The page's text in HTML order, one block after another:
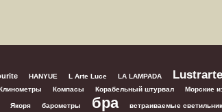
HANYUE L Arte Luce LA LAMPADA Lustrarte
Компасы Корабельный штурвал Морские
Якоря барометры бра встраиваемые